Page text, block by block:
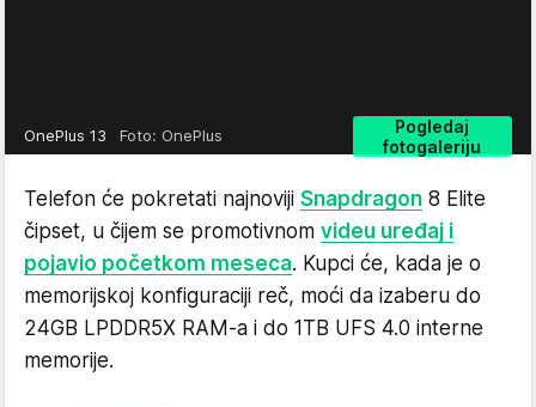
Pogledaj
fotogaleriju
OnePlus 13 Foto: OnePlus
Telefon će pokretati najnoviji Snapdragon 8 Elite
čipset, u čijem se promotivnom videu uređaj i
pojavio početkom meseca. Kupci će, kada je o
memorijskoj konfiguraciji reč, moći da izaberu do
24GB LPDDR5X RAM-a i do 1TB UFS 4.0 interne
memorije.